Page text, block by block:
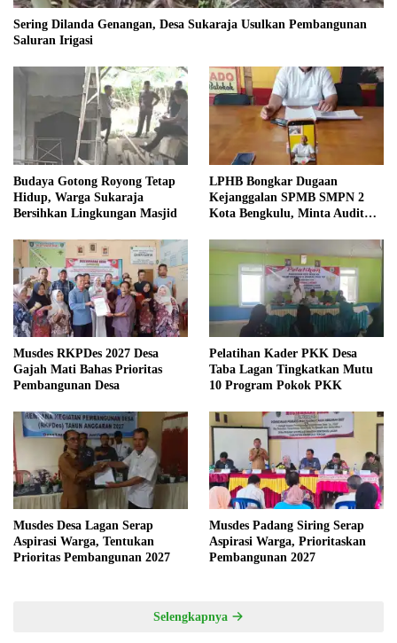
Sering Dilanda Genangan, Desa Sukaraja Usulkan Pembangunan
Saluran Irigasi
Budaya Gotong Royong Tetap
Hidup, Warga Sukaraja
Bersihkan Lingkungan Masjid
LPHB Bongkar Dugaan
Kejanggalan SPMB SMPN 2
Kota Bengkulu, Minta Audit
Musdes RKPDes 2027 Desa
Gajah Mati Bahas Prioritas
Pembangunan Desa
Pelatihan Kader PKK Desa
Taba Lagan Tingkatkan Mutu
10 Program Pokok PKK
Musdes Desa Lagan Serap
Aspirasi Warga, Tentukan
Prioritas Pembangunan 2027
Musdes Padang Siring Serap
Aspirasi Warga, Prioritaskan
Pembangunan 2027
Selengkapnya